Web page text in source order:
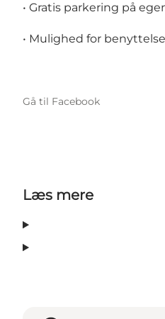
• Gratis parkering på
• Mulighed for
Gå til Facebook
Læs mere